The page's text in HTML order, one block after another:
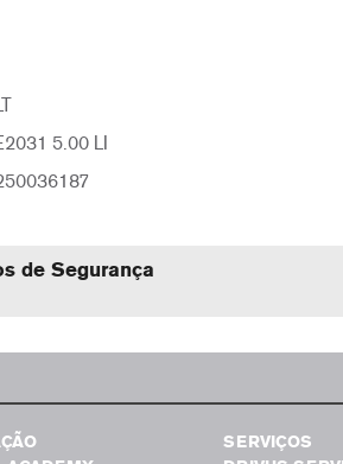
5.00 LI
de Segurança
SERVIÇOS